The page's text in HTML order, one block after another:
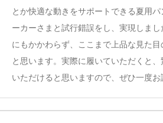
とか快適な動きをサポートできる夏用
ーカーさまと試行錯誤をし、実現しま
にもかかわらず、ここまで上品な見た
と思います。実際に履いていただくと
いただけると思いますので、ぜひ一度お